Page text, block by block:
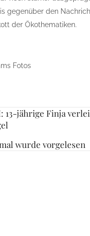
gegenüber den
der Ökothematiken.
Fotos
13-jährige Finja
wurde vorgelesen